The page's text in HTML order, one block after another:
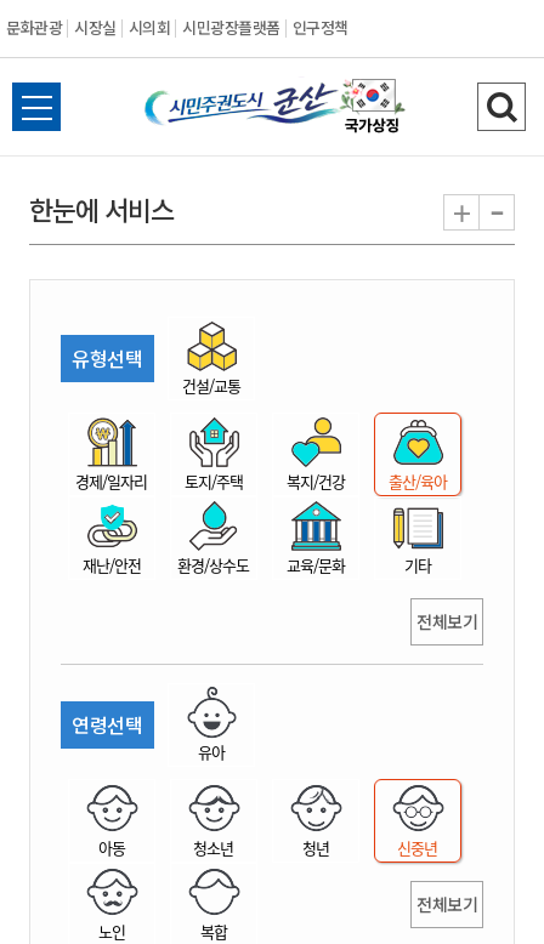
문화관광 시장실 시의회 시민광장플랫폼 인구정책
시
민
권
시
산
전
체
뉴
열
검
색
기
한눈에 서비스 + -
유형선택
건설/교통
경제/일자리 토지/주택 복지/건강 출산/육아
재난/안전 환경/상수도 교육/문화 기타
전체보기
연령선택
유아
아동 청소년 청년 신중년
노인 복합
전체보기